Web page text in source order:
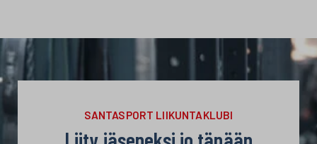
SANTASPORT LIIKUNTAKLUBI